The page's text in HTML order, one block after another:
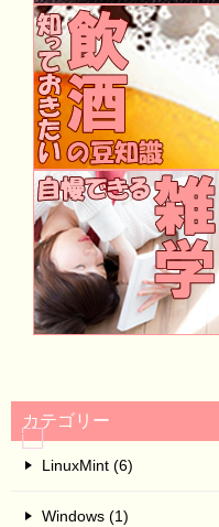
カテゴリー
LinuxMint (6)
Windows (1)